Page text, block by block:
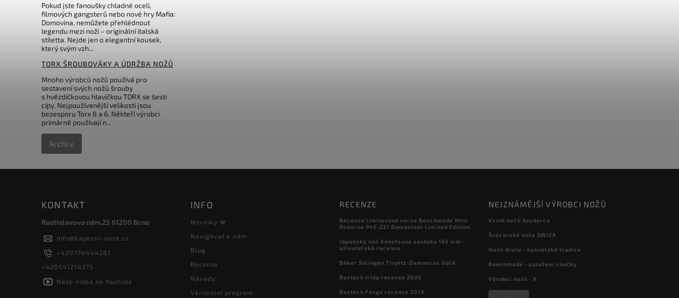
Pokud jste fanoušky chladné oceli,
filmových gangsterů nebo nové hry Mafia:
Domovina, nemůžete přehlédnout
legendu mezi noži – originální italská
stiletta. Nejde jen o elegantní kousek,
který svým vzh...
TORX ŠROUBOVÁKY A ÚDRŽBA NOŽŮ
Mnoho výrobců nožů používá pro
sestavení svých nožů šrouby
s hvězdičkovou hlavičkou TORX se šesti
cípy. Nejpoužívanější velikosti jsou
bezesporu Torx 8 a 6. Někteří výrobci
primárně používají n...
Archiv
KONTAKT
Rostislavovo nám.25 61200 Brno
info@kapesni-noze.cz
+420774444281
+420541214375
Naše videa na Youtube
INFO
Novinky 💎
Navigovat k nám
Blog
Recenze
Návody
Věrnostní program
RECENZE
Recenze limitované verze Benchmade Mini
Osborne 945-221 Damasteel Limited Edition
Japonský nůž Kanetsune santoku 165 mm-
uživatelská recenze
Böker Solingen Tirpitz-Damascus Gold
Bestech Irida recenze 2020
Bestech Fanga recenze 2019
NEJZNÁMĚJŠÍ VÝROBCI NOŽŮ
Vznik nožů Spyderco
Švýcarské nože SWIZA
Nože Nieto - španělská tradice
Benchmade - založení značky
Výrobci nožů - X